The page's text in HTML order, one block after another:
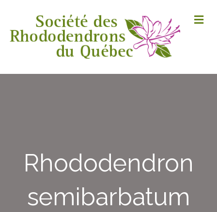
Rhododendron
semibarbatum